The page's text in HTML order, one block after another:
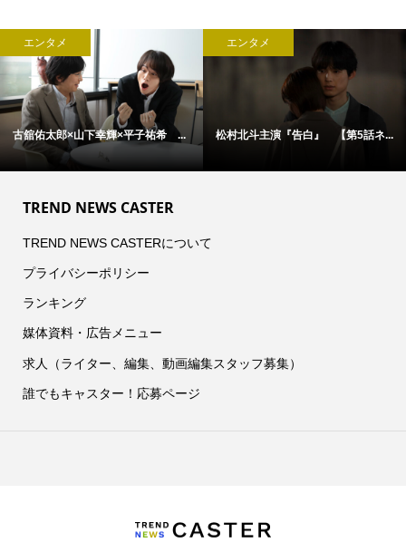
エンタメ
古舘佑太郎×山下幸輝×平子祐希 ...
エンタメ
松村北斗主演『告白』 【第5話ネ...
TREND NEWS CASTER
TREND NEWS CASTERについて
プライバシーポリシー
ランキング
媒体資料・広告メニュー
求人（ライター、編集、動画編集スタッフ募集）
誰でもキャスター！応募ページ